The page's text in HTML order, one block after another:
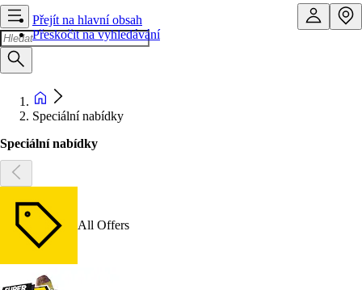
Přejít na hlavní obsah
Přeskočit na vyhledávání
Speciální nabídky
Speciální nabídky
All Offers